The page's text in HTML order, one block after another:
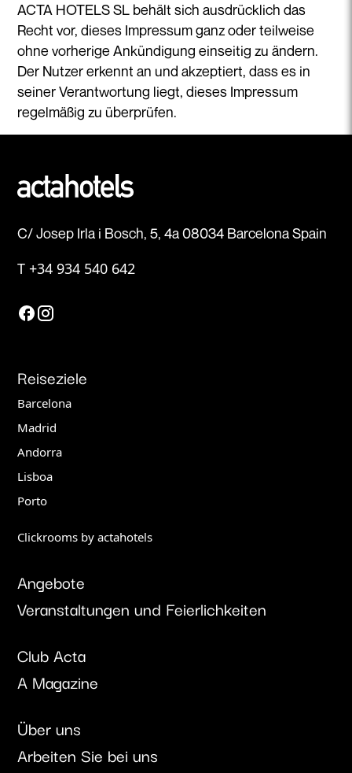
ACTA HOTELS SL behält sich ausdrücklich das
Recht vor, dieses Impressum ganz oder teilweise
ohne vorherige Ankündigung einseitig zu ändern.
Der Nutzer erkennt an und akzeptiert, dass es in
seiner Verantwortung liegt, dieses Impressum
regelmäßig zu überprüfen.
C/ Josep Irla i Bosch, 5, 4a 08034 Barcelona Spain
T +34 934 540 642
Reiseziele
Barcelona
Madrid
Andorra
Lisboa
Porto
Clickrooms by actahotels
Angebote
Veranstaltungen und Feierlichkeiten
Club Acta
A Magazine
Über uns
Arbeiten Sie bei uns